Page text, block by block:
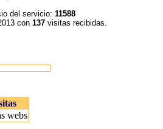
del servicio: 11588
con 137 visitas recibidas.
webs